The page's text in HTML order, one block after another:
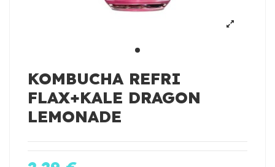
KOMBUCHA REFRI
FLAX+KALE DRAGON
LEMONADE